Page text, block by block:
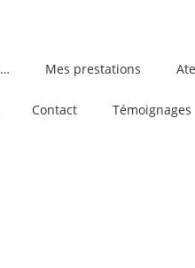
Mes prestations
Contact Témoignages